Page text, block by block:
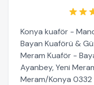
Konya kuaför -
Bayan Kuaförü &
Meram Kuaför -
Ayanbey, Yeni
Meram/Konya 0332